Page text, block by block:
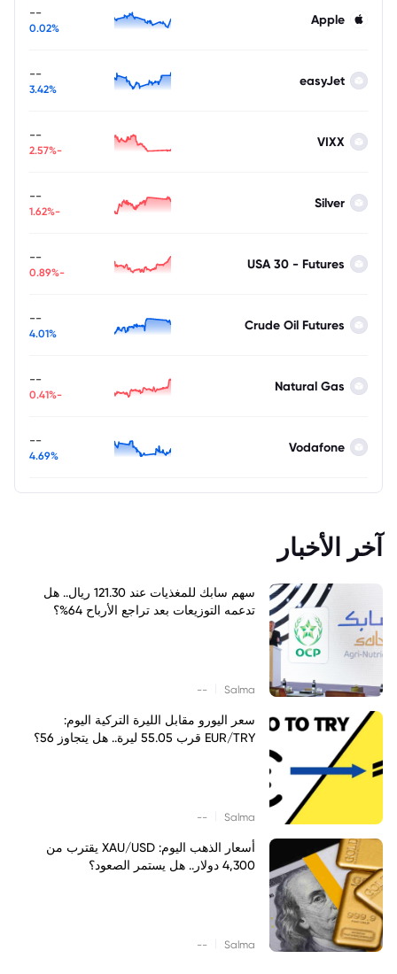
Apple
--
0.02%
easyJet
--
3.42%
VIXX
--
-2.57%
Silver
--
-1.62%
USA 30 - Futures
--
-0.89%
Crude Oil Futures
--
4.01%
Natural Gas
--
-0.41%
Vodafone
--
4.69%
آخر الأخبار
سهم سابك للمغذيات عند 121.30 ريال.. هل
تدعمه التوزيعات بعد تراجع الأرباح 64%؟
Salma
--
سعر اليورو مقابل الليرة التركية اليوم:
EUR/TRY قرب 55.05 ليرة.. هل يتجاوز 56؟
Salma
--
أسعار الذهب اليوم: XAU/USD يقترب من
4,300 دولار.. هل يستمر الصعود؟
Salma
--